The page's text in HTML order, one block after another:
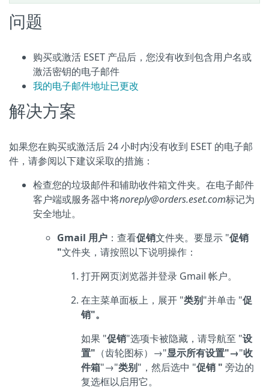
问题
购买或激活 ESET 产品后，您没有收到包含用户名或
激活密钥的电子邮件
我的电子邮件地址已更改
解决方案
如果您在购买或激活后 24 小时内没有收到 ESET 的电子邮
件，请参阅以下建议采取的措施：
检查您的垃圾邮件和辅助收件箱文件夹。在电子邮件
客户端或服务器中将noreply@orders.eset.com标记为
安全地址。
Gmail 用户 ：查看促销文件夹。要显示 "促销
"文件夹，请按照以下说明操作：
打开网页浏览器并登录 Gmail 帐户。
在主菜单面板上，展开 "类别"并单击 "促
销"。
如果 "促销"选项卡被隐藏，请导航至 "设
置" （齿轮图标）→"显示所有设置"→"收
件箱"→"类别"，然后选中 "促销 " 旁边的
复选框以启用它。